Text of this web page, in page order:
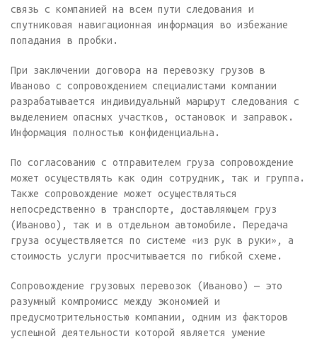
связь с компанией на всем пути следования и
спутниковая навигационная информация во избежание
попадания в пробки.
При заключении договора на перевозку грузов в
Иваново с сопровождением специалистами компании
разрабатывается индивидуальный маршрут следования с
выделением опасных участков, остановок и заправок.
Информация полностью конфиденциальна.
По согласованию с отправителем груза сопровождение
может осуществлять как один сотрудник, так и группа.
Также сопровождение может осуществляться
непосредственно в транспорте, доставляющем груз
(Иваново), так и в отдельном автомобиле. Передача
груза осуществляется по системе «из рук в руки», а
стоимость услуги просчитывается по гибкой схеме.
Сопровождение грузовых перевозок (Иваново) — это
разумный компромисс между экономией и
предусмотрительностью компании, одним из факторов
успешной деятельности которой является умение